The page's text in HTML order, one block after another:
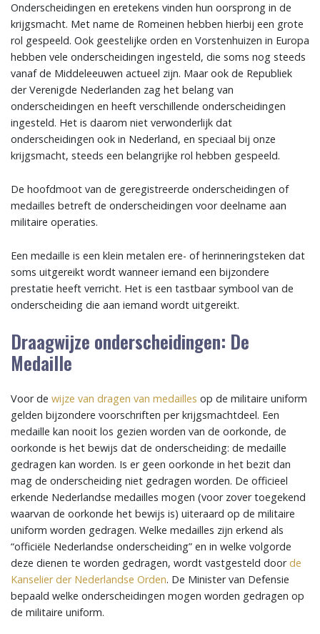
Onderscheidingen en eretekens vinden hun oorsprong in de
krijgsmacht. Met name de Romeinen hebben hierbij een grote
rol gespeeld. Ook geestelijke orden en Vorstenhuizen in Europa
hebben vele onderscheidingen ingesteld, die soms nog steeds
vanaf de Middeleeuwen actueel zijn. Maar ook de Republiek
der Verenigde Nederlanden zag het belang van
onderscheidingen en heeft verschillende onderscheidingen
ingesteld. Het is daarom niet verwonderlijk dat
onderscheidingen ook in Nederland, en speciaal bij onze
krijgsmacht, steeds een belangrijke rol hebben gespeeld.
De hoofdmoot van de geregistreerde onderscheidingen of
medailles betreft de onderscheidingen voor deelname aan
militaire operaties.
Een medaille is een klein metalen ere- of herinneringsteken dat
soms uitgereikt wordt wanneer iemand een bijzondere
prestatie heeft verricht. Het is een tastbaar symbool van de
onderscheiding die aan iemand wordt uitgereikt.
Draagwijze onderscheidingen: De
Medaille
Voor de wijze van dragen van medailles op de militaire uniform
gelden bijzondere voorschriften per krijgsmachtdeel. Een
medaille kan nooit los gezien worden van de oorkonde, de
oorkonde is het bewijs dat de onderscheiding: de medaille
gedragen kan worden. Is er geen oorkonde in het bezit dan
mag de onderscheiding niet gedragen worden. De officieel
erkende Nederlandse medailles mogen (voor zover toegekend
waarvan de oorkonde het bewijs is) uiteraard op de militaire
uniform worden gedragen. Welke medailles zijn erkend als
“officiële Nederlandse onderscheiding” en in welke volgorde
deze dienen te worden gedragen, wordt vastgesteld door de
Kanselier der Nederlandse Orden. De Minister van Defensie
bepaald welke onderscheidingen mogen worden gedragen op
de militaire uniform.